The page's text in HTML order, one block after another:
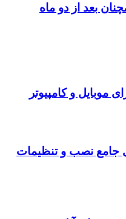
مکس همچنان بعد از دو ماه
موبایل و کامپیوتر
جامع نصب و تنظیمات